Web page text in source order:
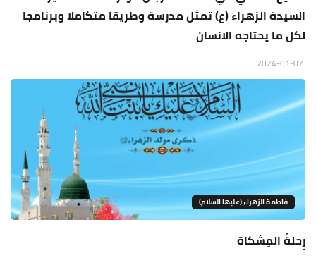
السيدة الزهراء (ع) تمثل مدرسة وطريقا متكاملا وبرنامجا
لكل ما يحتاجه الانسان
فاطمة الزهراء (عليها السلام)
رِحلةُ المِشكاة